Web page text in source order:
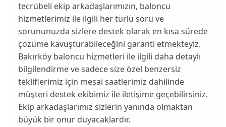
tecrübeli ekip arkadaşlarımızın, baloncu
hizmetlerimiz ile ilgili her türlü soru ve
sorununuzda sizlere destek olarak en kısa sürede
çözüme kavuşturabileceğini garanti etmekteyiz.
Bakırköy baloncu hizmetleri ile ilgili daha detaylı
bilgilendirme ve sadece size özel benzersiz
tekliflerimiz için mesai saatlerimiz dahilinde
müşteri destek ekibimiz ile iletişime geçebilirsiniz.
Ekip arkadaşlarımız sizlerin yanında olmaktan
büyük bir onur duyacaklardır.